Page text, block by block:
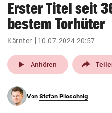
account_circle Anmelden
pin_drop
Wien
Erster Titel seit
bestem Torhüter
Kärnten 10.07.2024 20:57
play_arrow Anhören
Von Stefan Plieschnig